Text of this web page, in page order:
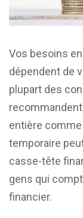
Vos besoins
dépendent de
plupart des
recommandent
entière
temporaire
casse-tête
gens qui
financier.